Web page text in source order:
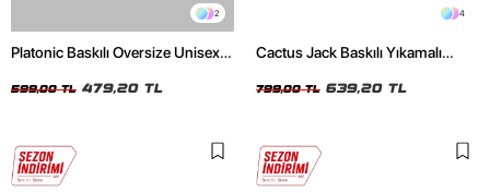
2
Platonic Baskılı Oversize Unisex
599,00 TL 479,20 TL
4
Cactus Jack Baskılı Yıkamalı
799,00 TL 639,20 TL